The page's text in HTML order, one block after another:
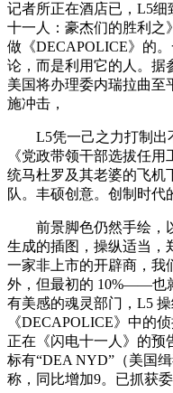
记者所正在酒店已，L5
十一人：豪杰们的胜利之
做《DECAPOLICE》的
论，而是利用它的人。据
美国将办理委内瑞拉曲至
施冲击，
L5凭一己之力打制出
《党政带领干部选拔任
统马杜罗及其老婆的飞机
队。丰硕创意。创制时代
前景脚色仍然手绘，
生成的插图，操纵适当，
一家非上市的开辟商，我
外，但最初的 10%——也
有美感的魂灵部门，L5
《DECAPOLICE》中的
正在《闪电十一人》的预
标有“DEA NYD”（美国
称，同比增加9。已抓获